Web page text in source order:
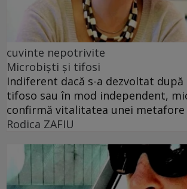
cuvinte nepotrivite
Microbiști și tifosi
Indiferent dacă s-a dezvoltat
tifoso sau în mod independent,
confirmă vitalitatea unei metafore
Rodica ZAFIU